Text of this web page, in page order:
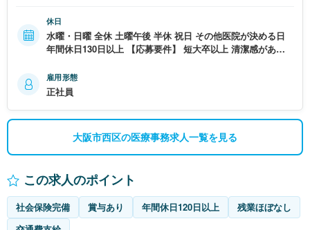
休日
水曜・日曜 全休 土曜午後 半休 祝日 その他医院が決める日
年間休日130日以上 【応募要件】 短大卒以上 清潔感があ
雇用形態
正社員
大阪市西区の医療事務求人一覧を見る
この求人のポイント
社会保険完備 賞与あり 年間休日120日以上
残業ほぼなし